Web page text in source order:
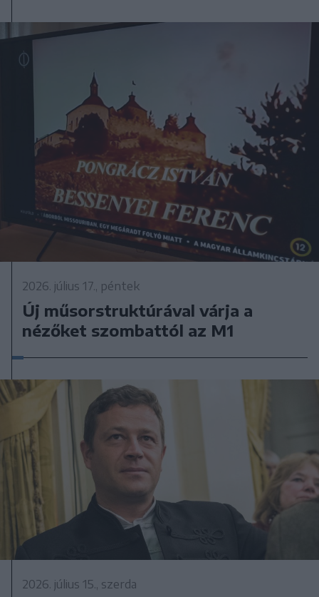
2026. július 17., péntek
Új műsorstruktúrával várja a
nézőket szombattól az M1
2026. július 15., szerda